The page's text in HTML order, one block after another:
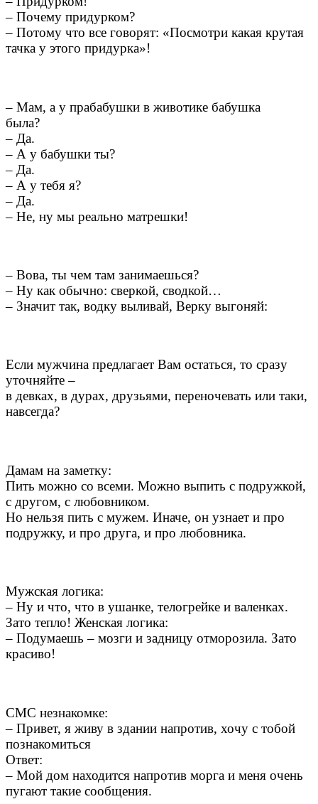
– Почему придурком?
– Потому что все говорят: «Посмотри какая крутая
тачка у этого придурка»!
– Мам, а у прабабушки в животике бабушка
была?
– Да.
– А у бабушки ты?
– Да.
– А у тебя я?
– Да.
– Не, ну мы реально матрешки!
– Вова, ты чем там занимаешься?
– Ну как обычно: сверкой, сводкой…
– Значит так, водку выливай,​ Верку выгоняй:
Если мужчина предлагает Вам остаться, то сразу
уточняйте –
в девках, в дурах, друзьями, переночевать или таки,
навсегда?
​Дамам на заметку:
Пить можно со всеми. Можно выпить с подружкой,
с другом, c любовником.
Но нельзя пить с мужем. Иначе, oн узнает и про
подружку, и про друга, и про любовника.​
Мужская логика:
– Ну и что, что в ушанке, телогрейке и валенках.
Зато тепло! Женская логика:
– Подумаешь – мозги и задницу отморозила. Зато
красиво!
СМС незнакомке:
– Привет, я живу в здании напротив, хочу с тобой
познакомиться
Ответ:
– Мой дом находится напротив морга и меня очень
пугают такие сообщения.